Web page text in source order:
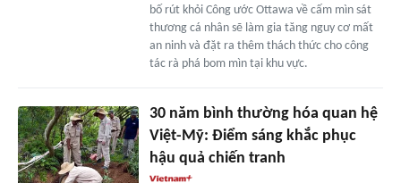
bố rút khỏi Công ước Ottawa về cấm mìn sát
thương cá nhân sẽ làm gia tăng nguy cơ mất
an ninh và đặt ra thêm thách thức cho công
tác rà phá bom mìn tại khu vực.
30 năm bình thường hóa quan hệ
Việt-Mỹ: Điểm sáng khắc phục
hậu quả chiến tranh